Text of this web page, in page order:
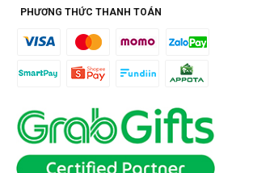
PHƯƠNG THỨC THANH TOÁN